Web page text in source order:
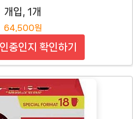
개입, 1개
64,500원
중인지 확인하기